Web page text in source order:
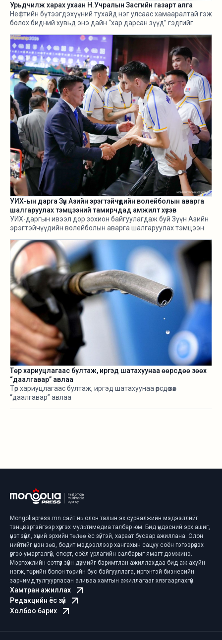
Урьдчилж харах ухаан Н.Учралын Засгийн газарт алга
Нефтийн бүтээгдэхүүний тухайд нэг улсаас хамааралтай гэж
болох бидний хувьд энэ дайн “хар дарсан зүүд” гэдгийг
бүхнийг бодитой тооцож, болзошгүй эрсдэл, хүндрэлийг
урьдчилж харж, хариу арга хэмжээ авах ухаан Н.Учралын
Засгийн газарт ч алга.
УИХ-ын дарга Зүүн Азийн эрэгтэйчүүдийн волейболын аварга
шалгаруулах тэмцээний тамирчдад амжилт хүсэв
УИХ-даргын ивээл дор зохион байгуулагдаж буй Зүүн Азийн
эрэгтэйчүүдийн волейболын аварга шалгаруулах тэмцээн
Төр хариуцлагаас бултаж, иргэд шатахуунаа өөрсдөө зөөх
“даалгавар” авлаа
Төр хариуцлагаас бултаж, иргэд шатахуунаа өөрсдөө зөөх
“даалгавар” авлаа
Mongoliapress.mn сайт нь олон талын эх сурвалжийн мэдээллийг
тэнцвэртэйгээр хүргэх мультимедиа талбар юм. Бид үндэсний эрх ашиг,
үнэт зүйл, хүний эрхийн төлөө ёс зүйтэй, хараат бусаар ажиллана. Олон
нийтийг үнэн зөв, бодит мэдээллээр хангахын сацуу соён гэгээрүүлэх
үүргээ умарталгүй, спорт, соёл урлагийн салбарыг ямагт дэмжинэ.
Мэргэжлийн сэтгүүл зүйн дүрмийг баримтлан ажиллахдаа бид аж ахуйн
нэгж, төрийн болон төрийн бус байгууллага, иргэнтэй бизнесийн
зарчимд тулгуурласан аливаа хамтын ажиллагааг хязгаарлахгүй.
Хамтран ажиллах
Редакцийн ёс зүй
Холбоо барих